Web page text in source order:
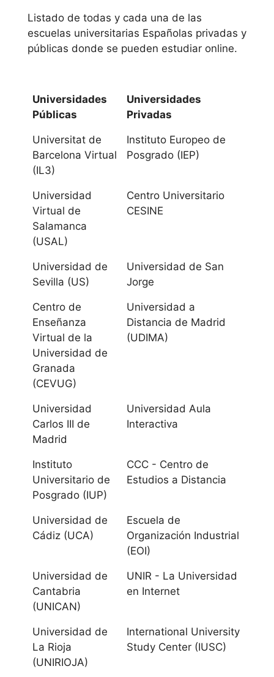
materias optativas
varían también.
Universidad de
Universidad de
Universidad de
Córdoba
Granada
Universidad de
Universidad
Universidad de
Universidad de
Málaga
Universidad
Pablo de Olavide
Sevilla
Universidad de
Zaragoza
Listado de todas y cada una de las
escuelas universitarias Españolas privadas y
públicas donde se pueden estudiar online.
Universidades
Públicas
Universidades
Privadas
Universitat de
Barcelona Virtual
(IL3)
Instituto Europeo de
Posgrado (IEP)
Universidad
Virtual de
Salamanca
(USAL)
Centro Universitario
CESINE
Universidad de
Sevilla (US)
Universidad de San
Jorge
Centro de
Enseñanza
Virtual de la
Universidad de
Granada
(CEVUG)
Universidad a
Distancia de Madrid
(UDIMA)
Universidad
Carlos III de
Madrid
Universidad Aula
Interactiva
Instituto
Universitario de
Posgrado (IUP)
CCC - Centro de
Estudios a Distancia
Universidad de
Cádiz (UCA)
Escuela de
Organización Industrial
(EOI)
Universidad de
Cantabria
(UNICAN)
UNIR - La Universidad
en Internet
Universidad de
La Rioja
(UNIRIOJA)
International University
Study Center (IUSC)